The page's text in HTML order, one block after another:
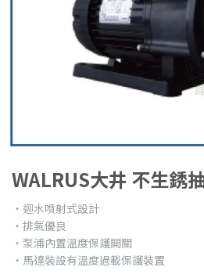
WALRUS大井 不生銹
‧迴水噴射式設計
‧排氣優良
‧泵浦內置溫度保護開關
‧馬達裝設有溫度過載保護裝置